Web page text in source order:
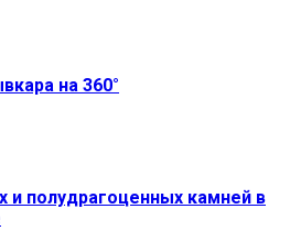
на 360°
и полудрагоценных камней в